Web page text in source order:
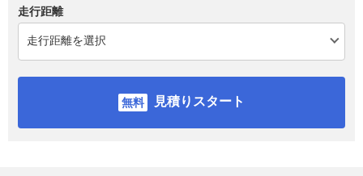
走行距離
見積りスタート